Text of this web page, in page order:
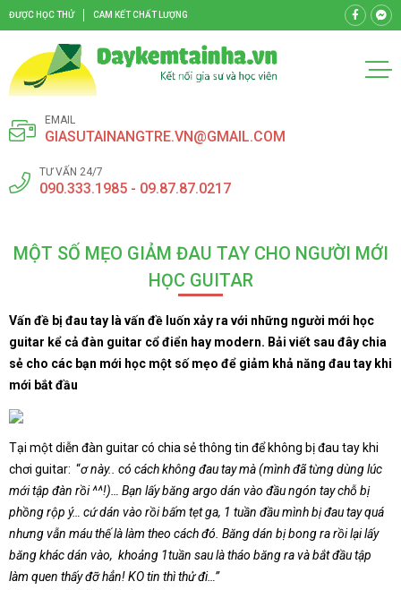
ĐƯỢC HỌC THỬ CAM KẾT CHẤT LƯỢNG
EMAIL
GIASUTAINANGTRE.VN@GMAIL.COM
TƯ VẤN 24/7
090.333.1985 - 09.87.87.0217
MỘT SỐ MẸO GIẢM ĐAU TAY CHO NGƯỜI MỚI
HỌC GUITAR
Vấn đề bị đau tay là vấn đề luốn xảy ra với những người mới học
guitar kể cả đàn guitar cổ điển hay modern. Bải viết sau đây chia
sẻ cho các bạn mới học một số mẹo để giảm khả năng đau tay khi
mới bắt đầu
Tại một diễn đàn guitar có chia sẻ thông tin để không bị đau tay khi
chơi guitar: “ơ này.. có cách không đau tay mà (mình đã từng dùng lúc
mới tập đàn rồi ^^!)… Bạn lấy băng argo dán vào đầu ngón tay chỗ bị
phồng rộp ý… cứ dán vào rồi bấm tẹt ga, 1 tuần đầu mình bị đau tay quá
nhưng vẫn máu thế là làm theo cách đó. Băng dán bị bong ra rồi lại lấy
băng khác dán vào, khoảng 1tuần sau là tháo băng ra và bắt đầu tập
làm quen thấy đỡ hẳn! KO tin thì thử đi…”